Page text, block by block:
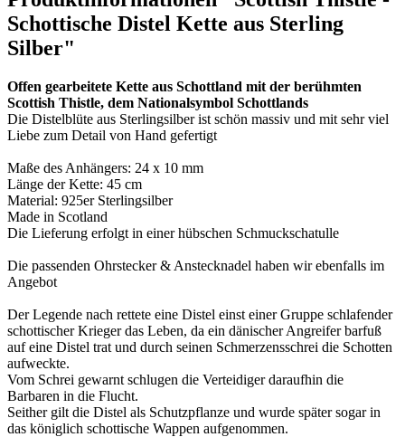
Schottische Distel Kette aus Sterling
Silber"
Offen gearbeitete Kette aus Schottland mit der berühmten
Scottish Thistle, dem Nationalsymbol Schottlands
Die Distelblüte aus Sterlingsilber ist schön massiv und mit sehr viel
Liebe zum Detail von Hand gefertigt
Maße des Anhängers: 24 x 10 mm
Länge der Kette: 45 cm
Material: 925er Sterlingsilber
Made in Scotland
Die Lieferung erfolgt in einer hübschen Schmuckschatulle
Die passenden Ohrstecker & Anstecknadel haben wir ebenfalls im
Angebot
Der Legende nach rettete eine Distel einst einer Gruppe schlafender
schottischer Krieger das Leben, da ein dänischer Angreifer barfuß
auf eine Distel trat und durch seinen Schmerzensschrei die Schotten
aufweckte.
Vom Schrei gewarnt schlugen die Verteidiger daraufhin die
Barbaren in die Flucht.
Seither gilt die Distel als Schutzpflanze und wurde später sogar in
das königlich schottische Wappen aufgenommen.